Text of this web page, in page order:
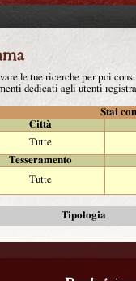
le tue ricerche per poi
dedicati agli utenti
Stai
Città
Tutte
Tesseramento
Tutte
Tipologia